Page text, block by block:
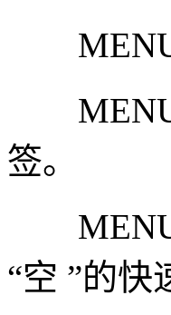
MENU
MENU/
签。
MENU/
“空 ”的快